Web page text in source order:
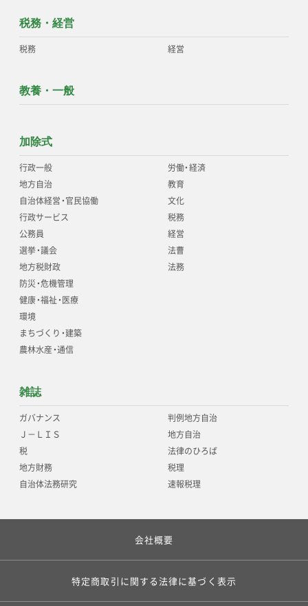
税務・経営
税務 経営
教養・一般
加除式
行政一般
地方自治
自治体経営・官民協働
行政サービス
公務員
選挙・議会
地方税財政
防災・危機管理
健康・福祉・医療
環境
まちづくり・建築
農林水産・通信
労働・経済
教育
文化
税務
経営
法曹
法務
雑誌
ガバナンス
Ｊ－ＬＩＳ
税
地方財務
自治体法務研究
判例地方自治
地方自治
法律のひろば
税理
速報税理
会社概要
特定商取引に関する法律に基づく表示